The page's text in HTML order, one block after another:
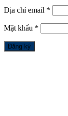
Địa chỉ email *
Mật khẩu *
Đăng ký